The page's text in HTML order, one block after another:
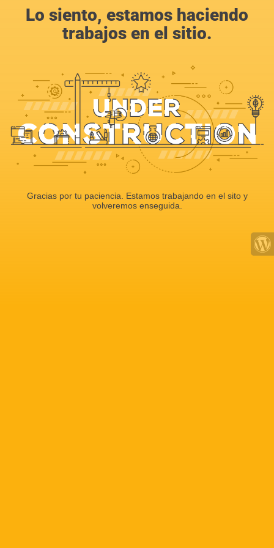
Lo siento, estamos haciendo
trabajos en el sitio.
Gracias por tu paciencia. Estamos trabajando en el sito y
volveremos enseguida.